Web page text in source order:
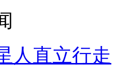
人直立行走